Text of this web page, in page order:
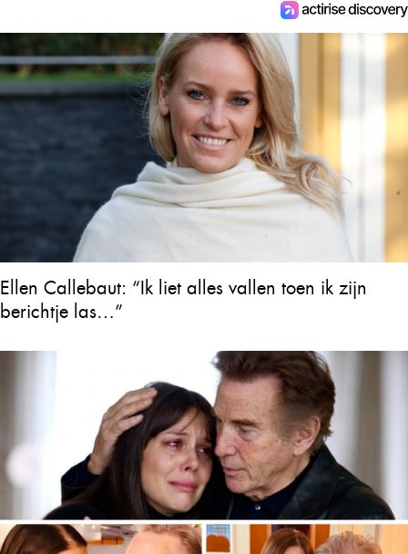
Ellen Callebaut: “Ik liet alles vallen toen ik zijn
berichtje las…”